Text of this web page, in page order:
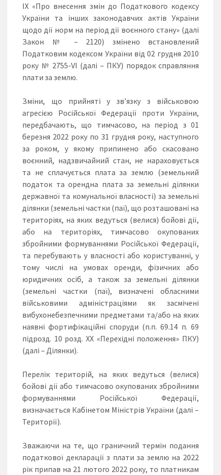
IХ «Про внесення змін до Податкового кодексу
України та інших законодавчих актів України
щодо дії норм на період дії воєнного стану» (далі
Закон № – 2120) змінено встановлений
Податковим кодексом України від 02 грудня 2010
року № 2755-VI (далі – ПКУ) порядок справляння
плати за землю.
Зміни, що прийняті у зв’язку з військовою
агресією Російської Федерації проти України,
передбачають, що тимчасово, на період з 01
березня 2022 року по 31 грудня року, наступного
за роком, у якому припинено або скасовано
воєнний, надзвичайний стан, не нараховується
та не сплачується плата за землю (земельний
податок та орендна плата за земельні ділянки
державної та комунальної власності) за земельні
ділянки (земельні частки (паї), що розташовані на
територіях, на яких ведуться (велися) бойові дії,
або на територіях, тимчасово окупованих
збройними формуваннями Російської Федерації,
та перебувають у власності або користуванні, у
тому числі на умовах оренди, фізичних або
юридичних осіб, а також за земельні ділянки
(земельні частки (паї), визначені обласними
військовими адміністраціями як засмічені
вибухонебезпечними предметами та/або на яких
наявні фортифікаційні споруди (п.п. 69.14 п. 69
підрозд. 10 розд. ХХ «Перехідні положення» ПКУ)
(далі – Ділянки).
Перелік територій, на яких ведуться (велися)
бойові дії або тимчасово окупованих збройними
формуваннями Російської Федерації,
визначається Кабінетом Міністрів України (далі –
Території).
Зважаючи на те, що граничний термін подання
податкової декларації з плати за землю на 2022
рік припав на 21 лютого 2022 року, то платникам